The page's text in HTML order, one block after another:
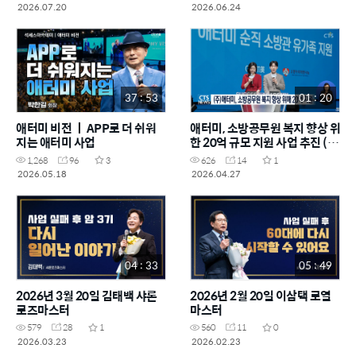
2026.07.20 2026.06.24
37 : 53
애터미 비전 ㅣ APP로 더 쉬워
지는 애터미 사업
1,268 96
3
2026.05.18
01 : 20
애터미, 소방공무원 복지 향상 위
한 20억 규모 지원 사업 추진 (정
다은)ㅣCTS뉴스
626 14
1
2026.04.27
04 : 33
2026년 3월 20일 김태백 샤론
로즈마스터
579 28
1
2026.03.23
05 : 49
2026년 2월 20일 이삼택 로열
마스터
560 11
0
2026.02.23